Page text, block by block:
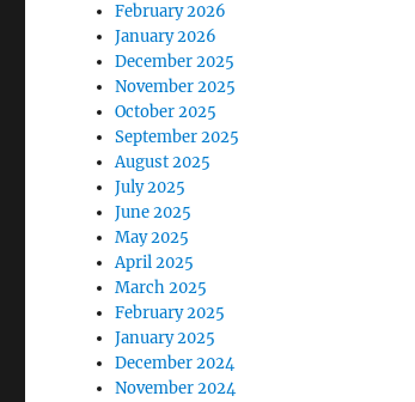
February 2026
January 2026
December 2025
November 2025
October 2025
September 2025
August 2025
July 2025
June 2025
May 2025
April 2025
March 2025
February 2025
January 2025
December 2024
November 2024